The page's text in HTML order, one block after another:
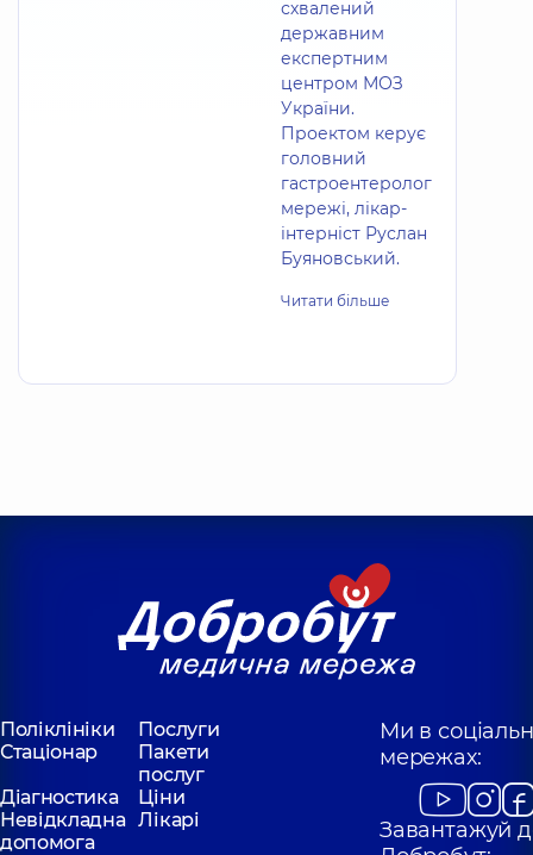
схвалений
державним
експертним
центром МОЗ
України.
Проектом керує
головний
гастроентеролог
мережі, лікар-
інтерніст Руслан
Буяновський.
Читати більше
Поліклініки
Послуги
Стаціонар
Пакети
послуг
Діагностика
Ціни
Невідкладна
допомога
Лікарі
Ми в
мережах:
Завантажуй